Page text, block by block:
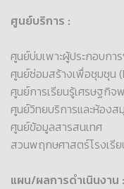
ศูนย์บริการ :
ศูนย์บ่มเพาะผู้ประกอบกา
ศูนย์ซ่อมสร้างเพื่อชุมชุน
ศูนย์การเรียนรู้เศรษฐกิจ
ศูนย์วิทยบริการและห้องส
ศูนย์ข้อมูลสารสนเทศ
สวนพฤกษศาสตร์โรงเรี
แผน/ผลการดำเนินงาน :